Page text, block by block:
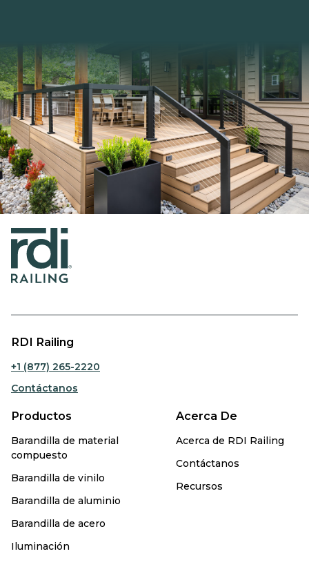
RDI Railing
+1 (877) 265-2220
Contáctanos
Productos
Barandilla de material
compuesto
Barandilla de vinilo
Barandilla de aluminio
Barandilla de acero
Iluminación
Acerca De
Acerca de RDI Railing
Contáctanos
Recursos